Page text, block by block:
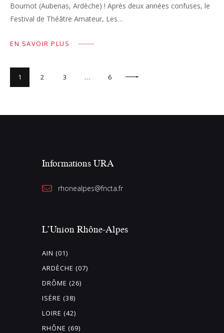
Bournot (Aubenas, Ardèche) ! Après deux années confuses, le
Festival de Théâtre Amateur, Les…
EN SAVOIR PLUS
1 2 3 … 6
Informations URA
rhonealpes@fncta.fr
L’Union Rhône-Alpes
AIN (01)
ARDÈCHE (07)
DRÔME (26)
ISÈRE (38)
LOIRE (42)
RHÔNE (69)